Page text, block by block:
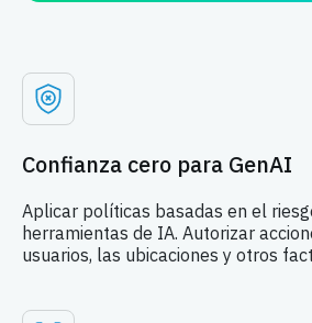
Confianza cero para GenAI
Aplicar políticas basadas en el
herramientas de IA. Autorizar
usuarios, las ubicaciones y otros